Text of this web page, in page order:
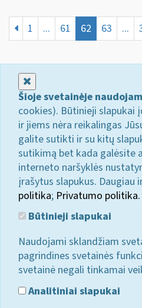
1 ... 61 62 63 ...
Šioje svetainėje
cookies). Būtinieji
ir jiems nėra reikalingas
galite sutikti ir su kitų
sutikimą bet kada galėsite
interneto naršyklės
įrašytus slapukus. Daugiau
politika; Privatumo politika.
Būtinieji slapukai
Naudojami sklandžiam
pagrindines svetainės
svetainė negali tinkamai
Analitiniai slapukai